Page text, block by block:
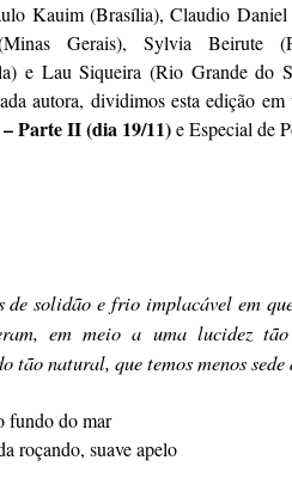
Kauim (Brasília), Claudio
Gerais), Sylvia Beirute
e Lau Siqueira (Rio Grande do
autora, dividimos esta edição
– Parte II (dia 19/11)e Especial de
de solidão e frio implacável em
em meio a uma lucidez
tão natural, que temos menos
fundo do mar
roçando, suave apelo